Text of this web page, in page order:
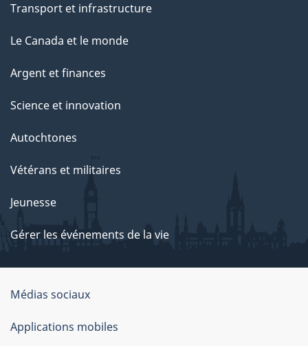
Transport et infrastructure
Le Canada et le monde
Argent et finances
Science et innovation
Autochtones
Vétérans et militaires
Jeunesse
Gérer les événements de la vie
Organisation
du
gouvernement
Médias sociaux
Applications mobiles